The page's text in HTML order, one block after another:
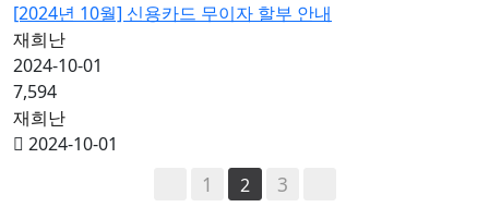
[2024년 10월] 신용카드 무이자 할부 안내
재희난
2024-10-01
7,594
재희난
2024-10-01
1 2 3